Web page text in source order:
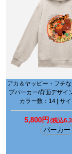
アカ＆ヤッピー・フチ
プパーカー/背面デザイ
カラー数：14 | サ
5,800円 (税込
パーカー